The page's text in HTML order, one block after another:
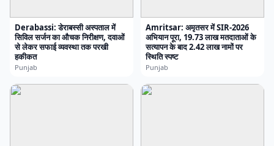
Derabassi: डेराबस्सी अस्पताल में
सिविल सर्जन का औचक निरीक्षण, दवाओं
से लेकर सफाई व्यवस्था तक परखी
हकीकत
Punjab
Amritsar: अमृतसर में SIR-2026
अभियान पूरा, 19.73 लाख मतदाताओं के
सत्यापन के बाद 2.42 लाख नामों पर
स्थिति स्पष्ट
Punjab